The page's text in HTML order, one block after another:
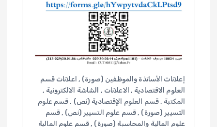
إعلانات الأساتذة والموظفين (صورة) , اعلانات قسم
العلوم الاقتصادية , الاعلانات , الشاشة الالكترونية ,
المكتبة ,قسم العلوم الإقتصادية (نص) ,قسم علوم
التسيير (صورة) ,قسم علوم التسيير (نص) ,قسم
علوم المالية والمحاسبة (صورة) ,قسم علوم المالية